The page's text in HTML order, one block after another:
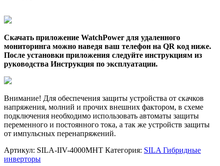
Скачать приложение WatchPower для удаленного
мониторинга можно наведя ваш телефон на QR код ниже.
После установки приложения следуйте инструкциям из
руководства Инструкция по эксплуатации.
Внимание! Для обеспечения защиты устройства от скачков
напряжения, молний и прочих внешних фактором, в схеме
подключения необходимо использовать автоматы защиты
переменного и постоянного тока, а так же устройств защиты
от импульсных перенапряжений.
Артикул: SILA-IIV-4000MHT Категория: SILA Гибридные
инверторы